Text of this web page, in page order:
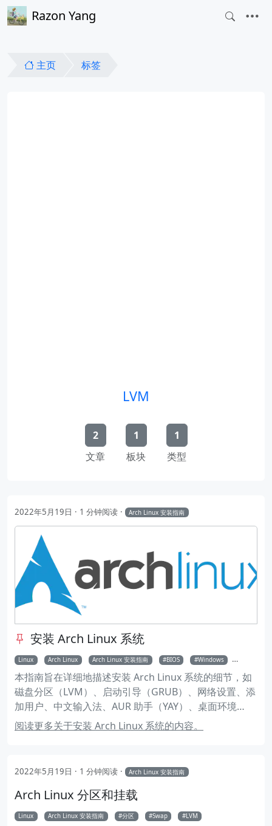
Razon Yang
主页 标签
LVM
2
文章
1
板块
1
类型
2022年5月19日 1 分钟阅读 Arch Linux 安装指南
安装 Arch Linux 系统
Linux Arch Linux Arch Linux 安装指南 BIOS Windows
本指南旨在详细地描述安装 Arch Linux 系统的细节，如
磁盘分区（LVM）、启动引导（GRUB）、网络设置、添
加用户、中文输入法、AUR 助手（YAY）、桌面环境
（KDE）等等。
阅读更多关于安装 Arch Linux 系统的内容。
2022年5月19日 1 分钟阅读 Arch Linux 安装指南
Arch Linux 分区和挂载
Linux Arch Linux 安装指南 分区 Swap LVM